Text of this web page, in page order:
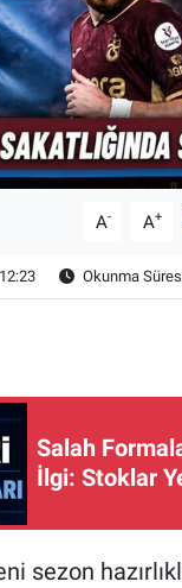
A- A+
Okunma
Salah
İlgi: Stoklar
sezon